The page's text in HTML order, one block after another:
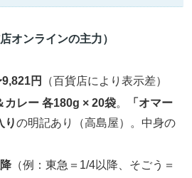
オンラインの主力）
円
（百貨店により表示差）
カレー 各180g × 20袋。
「オマー
りの明記あり（高島屋）。中身の
（例：東急＝1/4以降、そごう＝